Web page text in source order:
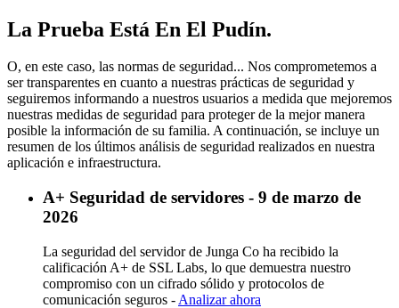
La Prueba Está En El Pudín.
O, en este caso, las normas de seguridad... Nos comprometemos a
ser transparentes en cuanto a nuestras prácticas de seguridad y
seguiremos informando a nuestros usuarios a medida que mejoremos
nuestras medidas de seguridad para proteger de la mejor manera
posible la información de su familia. A continuación, se incluye un
resumen de los últimos análisis de seguridad realizados en nuestra
aplicación e infraestructura.
A+ Seguridad de servidores - 9 de marzo de
2026
La seguridad del servidor de Junga Co ha recibido la
calificación A+ de SSL Labs, lo que demuestra nuestro
compromiso con un cifrado sólido y protocolos de
comunicación seguros - Analizar ahora